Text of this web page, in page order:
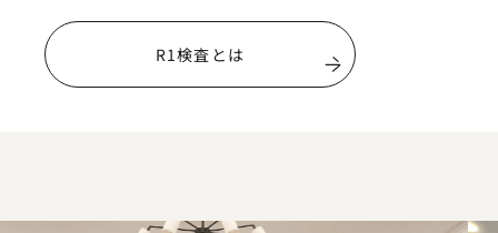
R1検査とは